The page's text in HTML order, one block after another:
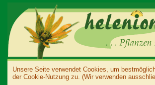
Unsere Seite verwendet Cookies, um
der Cookie-Nutzung zu. (Wir verwenden